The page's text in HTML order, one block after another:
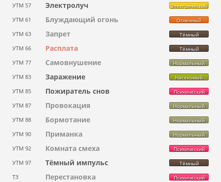
УТМ 57 Электролуч Электрический
УТМ 61 Блуждающий огонь Огненный
УТМ 63 Запрет Тёмный
УТМ 66 Расплата Тёмный
УТМ 77 Самовнушение Нормальный
УТМ 83 Заражение Насекомый
УТМ 85 Пожиратель снов Психический
УТМ 87 Провокация Нормальный
УТМ 88 Бормотание Нормальный
УТМ 90 Приманка Нормальный
УТМ 92 Комната смеха Психический
УТМ 97 Тёмный импульс Тёмный
ТЗ Перестановка Психический